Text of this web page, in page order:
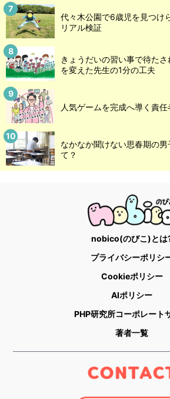
代々木公園で6歳児を見つけ
リアル検証
きょうだいの習い事で待た
を変えた先生の1分の工夫
人気ゲームを完成へ導く責任
なかなか聞けない思春期の
て？
nobico(のびこ)とは
プライバシーポリシ
Cookieポリシー
AIポリシー
PHP研究所コーポレート
著者一覧